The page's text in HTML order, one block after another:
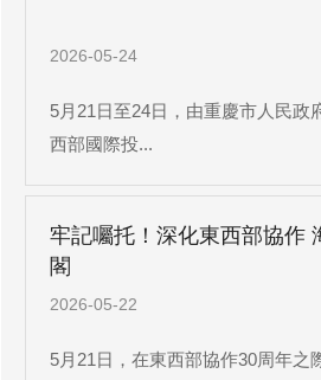
2026-05-24
5月21日至24日，由重慶市人民政
西部國際投...
牢記囑托！深化東西部協作
閣
2026-05-22
5月21日，在東西部協作30周年之